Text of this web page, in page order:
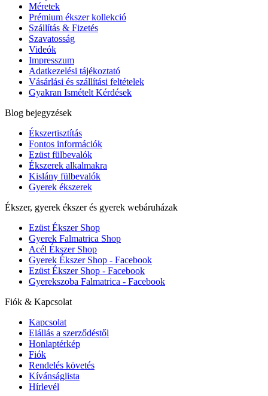
Méretek
Prémium ékszer kollekció
Szállítás & Fizetés
Szavatosság
Videók
Impresszum
Adatkezelési tájékoztató
Vásárlási és szállítási feltételek
Gyakran Ismételt Kérdések
Blog bejegyzések
Ékszertisztítás
Fontos információk
Ezüst fülbevalók
Ékszerek alkalmakra
Kislány fülbevalók
Gyerek ékszerek
Ékszer, gyerek ékszer és gyerek webáruházak
Ezüst Ékszer Shop
Gyerek Falmatrica Shop
Acél Ékszer Shop
Gyerek Ékszer Shop - Facebook
Ezüst Ékszer Shop - Facebook
Gyerekszoba Falmatrica - Facebook
Fiók & Kapcsolat
Kapcsolat
Elállás a szerződéstől
Honlaptérkép
Fiók
Rendelés követés
Kívánságlista
Hírlevél